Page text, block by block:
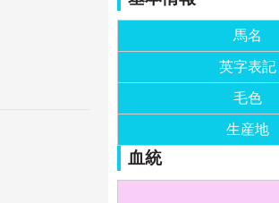
馬名
英字表記
毛色
生産地
血統